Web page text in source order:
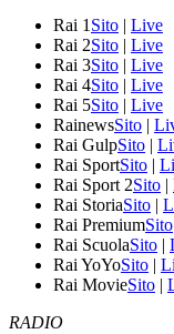
Rai 1 Sito | Live
Rai 2Sito | Live
Rai 3Sito | Live
Rai 4Sito | Live
Rai 5Sito | Live
RainewsSito |
Rai GulpSito |
Rai SportSito |
Rai Sport 2Sito |
Rai StoriaSito |
Rai PremiumSito
Rai ScuolaSito |
Rai YoYoSito |
Rai MovieSito |
RADIO